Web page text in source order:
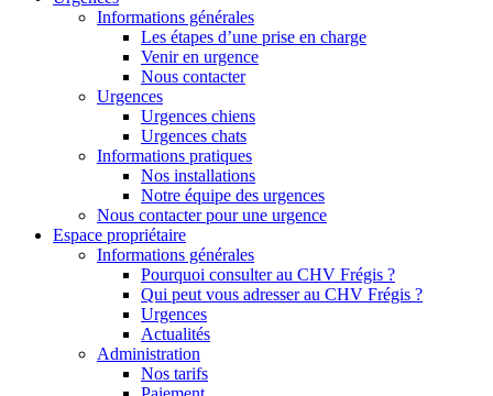
Informations générales
Les étapes d’une prise en charge
Venir en urgence
Nous contacter
Urgences
Urgences chiens
Urgences chats
Informations pratiques
Nos installations
Notre équipe des urgences
Nous contacter pour une urgence
Espace propriétaire
Informations générales
Pourquoi consulter au CHV Frégis ?
Qui peut vous adresser au CHV Frégis ?
Urgences
Actualités
Administration
Nos tarifs